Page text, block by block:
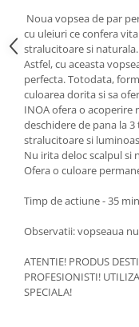
Noua vopsea de par
cu uleiuri ce confera
stralucitoare si naturala.
Astfel, cu aceasta
perfecta. Totodata,
culoarea dorita si sa
INOA ofera o acoperire
deschidere de pana la
stralucitoare si
Nu irita deloc scalpul si
Ofera o culoare
Timp de actiune - 35
Observatii: vopseaua
ATENTIE! PRODUS
PROFESIONISTI!
SPECIALA!